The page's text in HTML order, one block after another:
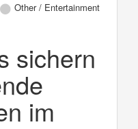
Other / Entertainment
sichern
im